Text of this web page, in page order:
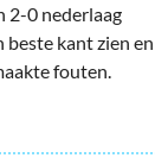
2-0 nederlaag
beste kant zien en
fouten.